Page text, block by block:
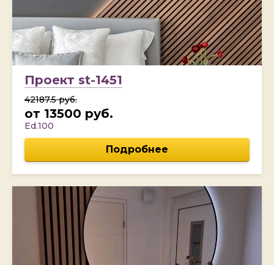
Проект st-1451
42187.5 руб.
от 13500 руб.
Ed.100
Подробнее